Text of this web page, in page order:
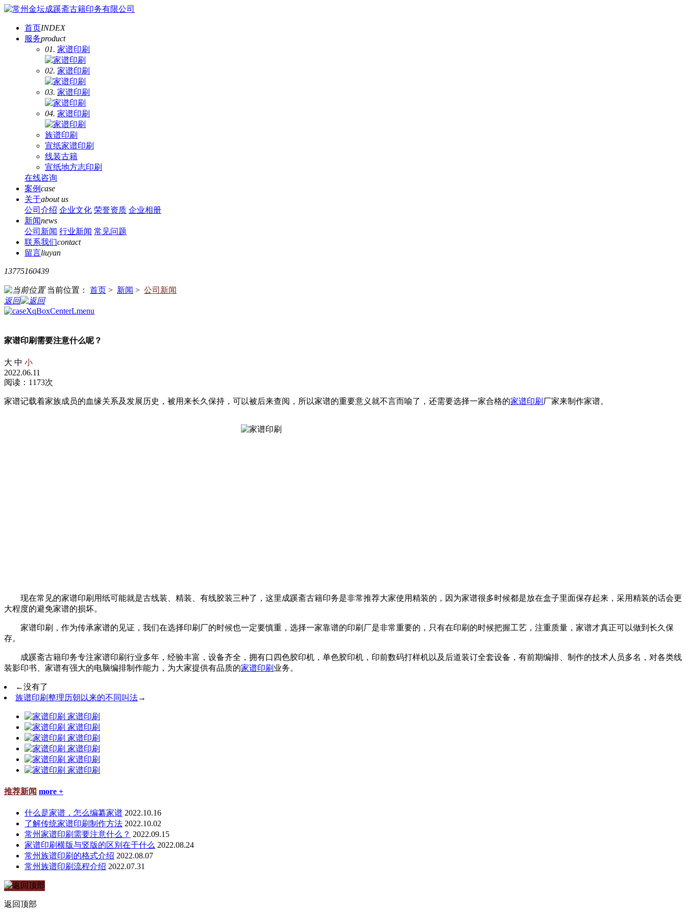
首页INDEX
服务product
01. 家谱印刷
02. 家谱印刷
03. 家谱印刷
04. 家谱印刷
族谱印刷
宣纸家谱印刷
线装古籍
宣纸地方志印刷
在线咨询
案例case
关于about us
公司介绍 企业文化 荣誉资质 企业相册
新闻news
公司新闻 行业新闻 常见问题
联系我们contact
留言liuyan
13775160439
当前位置： 首页 > 新闻 > 公司新闻
返回
家谱印刷需要注意什么呢？
大 中 小
2022.06.11
阅读：1173次
家谱记载着家族成员的血缘关系及发展历史，被用来长久保持，可以被后来查阅，所以家谱的重要意义就不言而喻了，还需要选择一家合格的家谱印刷 厂家来制作家谱。
现在常见的家谱印刷用纸可能就是古线装、精装、有线胶装三种了，这里成蹊斋古籍印务是非常推荐大家使用精装的，因为家谱很多时候都是放在盒子里面保存起来，采用精装的话会更
大程度的避免家谱的损坏。
家谱印刷，作为传承家谱的见证，我们在选择印刷厂的时候也一定要慎重，选择一家靠谱的印刷厂是非常重要的，只有在印刷的时候把握工艺，注重质量，家谱才真正可以做到长久保
存。
成蹊斋古籍印务专注家谱印刷行业多年，经验丰富，设备齐全，拥有口四色胶印机，单色胶印机，印前数码打样机以及后道装订全套设备，有前期编排、制作的技术人员多名，对各类线
装影印书、家谱有强大的电脑编排制作能力，为大家提供有品质的家谱印刷 业务。
←没有了
族谱印刷整理历朝以来的不同叫法→
家谱印刷
家谱印刷
家谱印刷
家谱印刷
家谱印刷
家谱印刷
推荐新闻 more +
什么是家谱，怎么编纂家谱 2022.10.16
了解传统家谱印刷制作方法 2022.10.02
常州家谱印刷需要注意什么？ 2022.09.15
家谱印刷横版与竖版的区别在于什么 2022.08.24
常州族谱印刷的格式介绍 2022.08.07
常州族谱印刷流程介绍 2022.07.31
返回顶部